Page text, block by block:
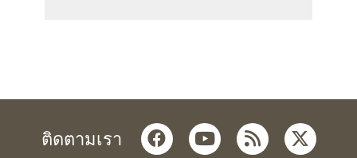
ติดตามเรา facebookyoutube
rss twitter